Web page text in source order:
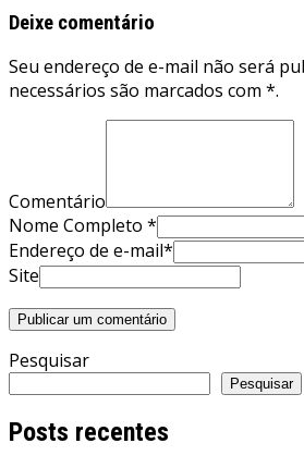
Deixe comentário
Seu endereço de e-mail não será
necessários são marcados com *.
Comentário
Nome Completo *
Endereço de e-mail*
Site
Pesquisar
Pesquisar
Posts recentes